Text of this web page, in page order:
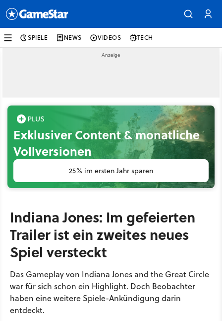
SPIELE NEWS VIDEOS TECH
Exklusiver Content & monatliche
Vollversionen
25% im ersten Jahr sparen
Indiana Jones: Im gefeierten
Trailer ist ein zweites neues
Spiel versteckt
Das Gameplay von Indiana Jones and the Great Circle
war für sich schon ein Highlight. Doch Beobachter
haben eine weitere Spiele-Ankündigung darin
entdeckt.